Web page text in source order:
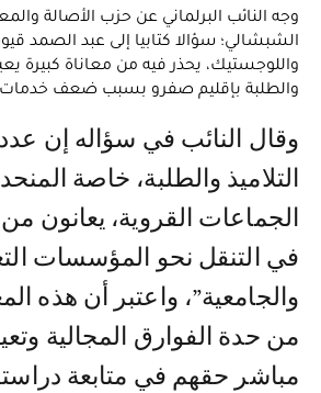
وجه النائب البرلماني عن حزب الأصالة
الشبشالي؛ سؤالا كتابيا إلى عبد الصمد
واللوجستيك، يحذر فيه من معاناة كبيرة
والطلبة بإقليم صفرو بسبب ضعف خدمات
وقال النائب في سؤاله إن عددا كبيرا من
التلاميذ والطلبة، خاصة
الجماعات القروية، يعانون
في التنقل نحو المؤسسات
والجامعية”، واعتبر أن هذه
من حدة الفوارق المجالية
مباشر حقهم في متابعة